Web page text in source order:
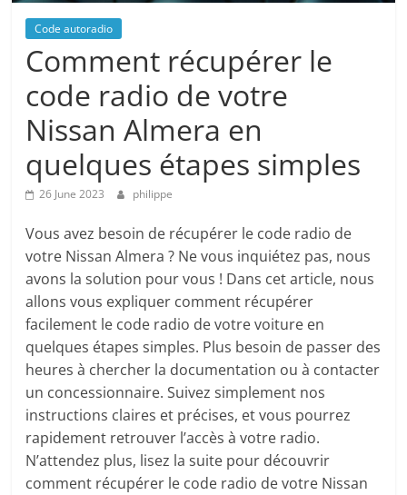
Code autoradio
Comment récupérer le
code radio de votre
Nissan Almera en
quelques étapes simples
26 June 2023 philippe
Vous avez besoin de récupérer le code radio de
votre Nissan Almera ? Ne vous inquiétez pas, nous
avons la solution pour vous ! Dans cet article, nous
allons vous expliquer comment récupérer
facilement le code radio de votre voiture en
quelques étapes simples. Plus besoin de passer des
heures à chercher la documentation ou à contacter
un concessionnaire. Suivez simplement nos
instructions claires et précises, et vous pourrez
rapidement retrouver l’accès à votre radio.
N’attendez plus, lisez la suite pour découvrir
comment récupérer le code radio de votre Nissan